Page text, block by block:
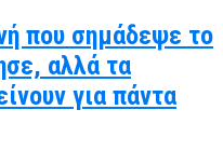
που σημάδεψε το
αλλά τα
για πάντα